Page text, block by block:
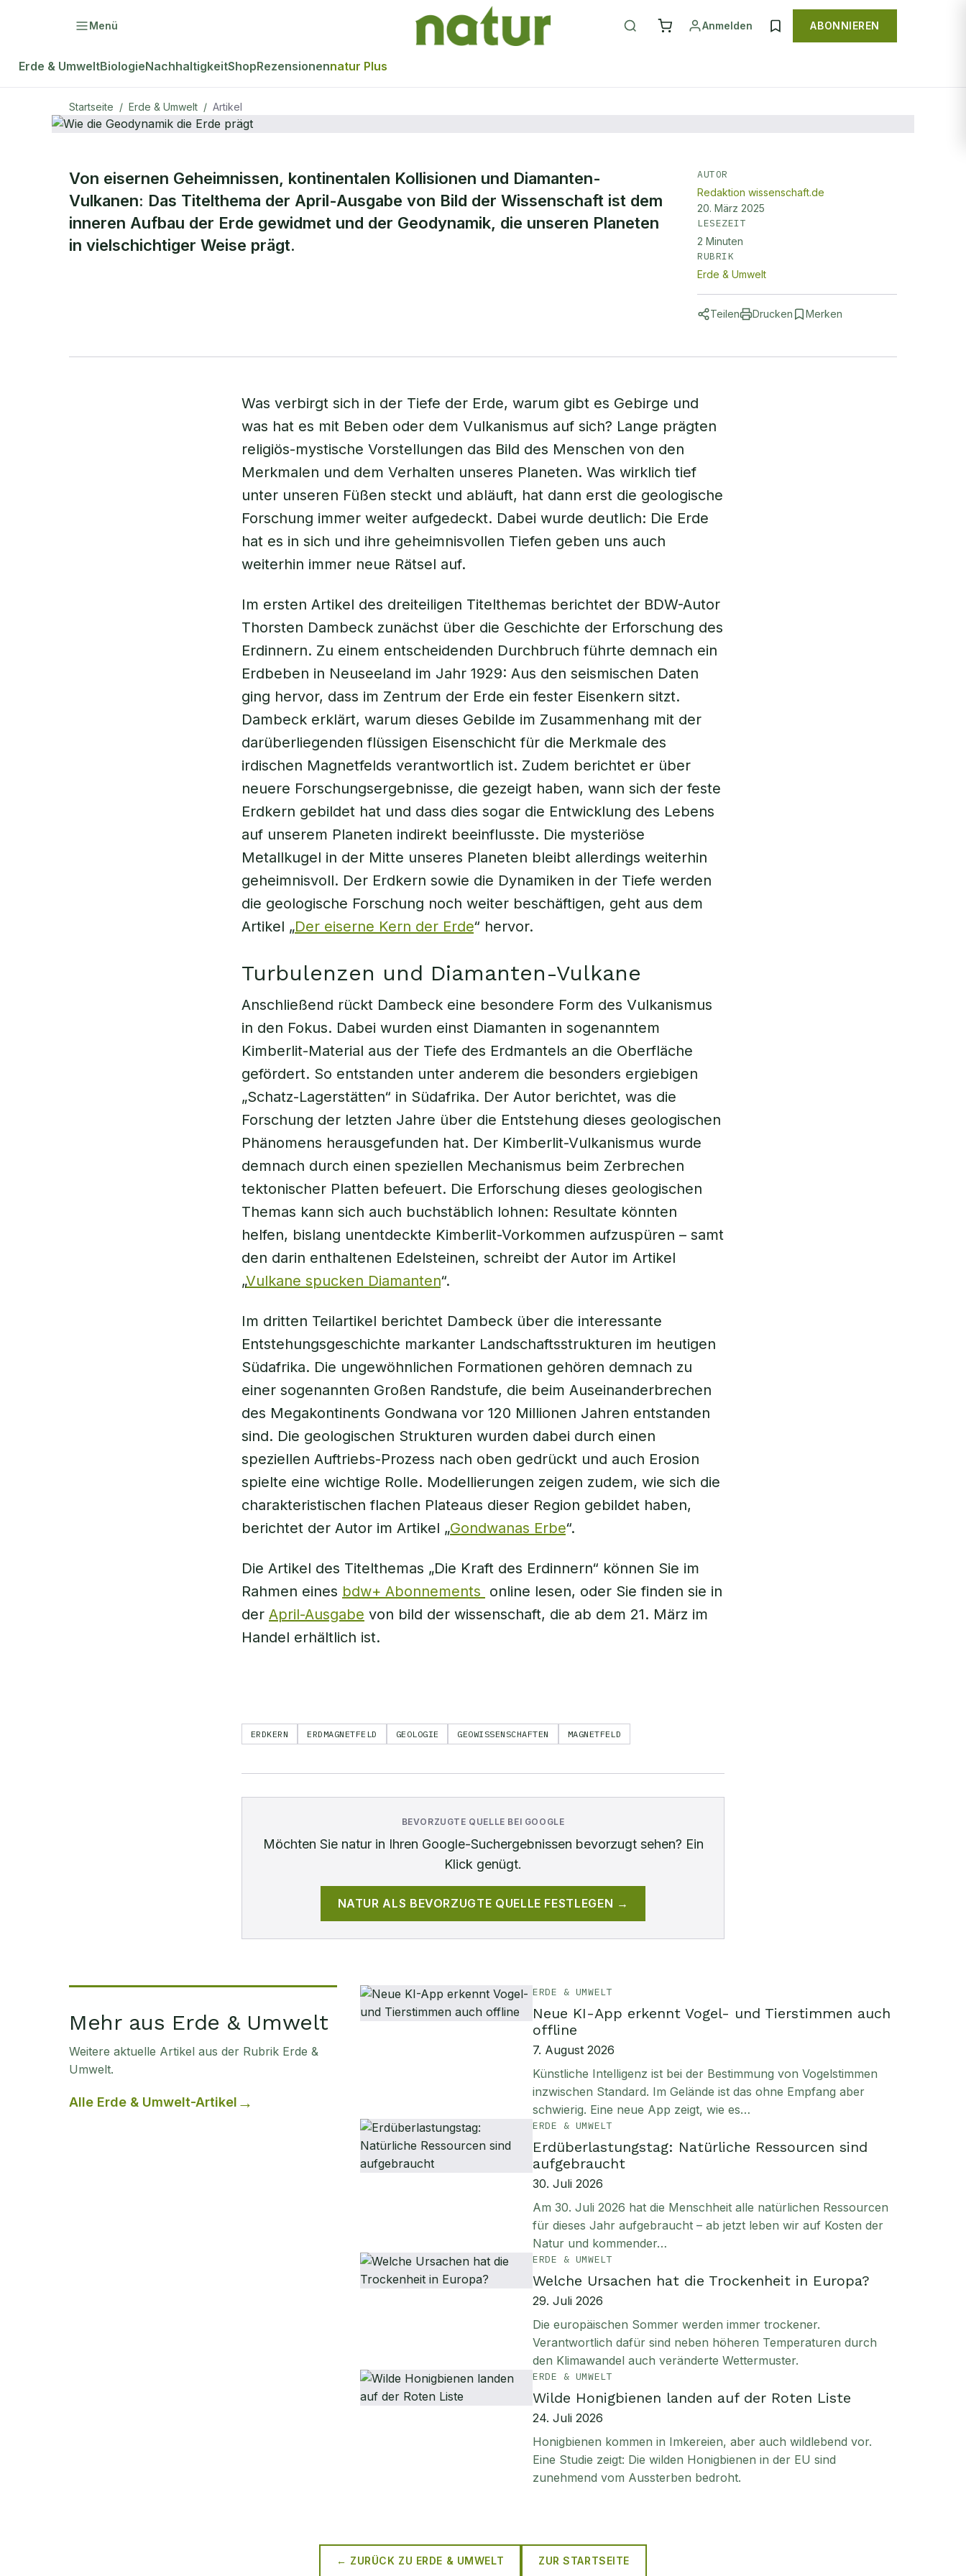
Menü Anmelden ABONNIEREN
Erde & UmweltBiologieNachhaltigkeitShopRezensionennatur Plus
Startseite / Erde & Umwelt / Artikel
ERDE & UMWELT
Wie die Geodynamik die
Erde prägt
Von eisernen Geheimnissen, kontinentalen Kollisionen und Diamanten-
Vulkanen: Das Titelthema der April-Ausgabe von Bild der Wissenschaft ist dem
inneren Aufbau der Erde gewidmet und der Geodynamik, die unseren Planeten
in vielschichtiger Weise prägt.
AUTOR
Redaktion wissenschaft.de
20. März 2025
LESEZEIT
2 Minuten
RUBRIK
Erde & Umwelt
Teilen Drucken Merken
Was verbirgt sich in der Tiefe der Erde, warum gibt es Gebirge und
was hat es mit Beben oder dem Vulkanismus auf sich? Lange prägten
religiös-mystische Vorstellungen das Bild des Menschen von den
Merkmalen und dem Verhalten unseres Planeten. Was wirklich tief
unter unseren Füßen steckt und abläuft, hat dann erst die geologische
Forschung immer weiter aufgedeckt. Dabei wurde deutlich: Die Erde
hat es in sich und ihre geheimnisvollen Tiefen geben uns auch
weiterhin immer neue Rätsel auf.
Im ersten Artikel des dreiteiligen Titelthemas berichtet der BDW-Autor
Thorsten Dambeck zunächst über die Geschichte der Erforschung des
Erdinnern. Zu einem entscheidenden Durchbruch führte demnach ein
Erdbeben in Neuseeland im Jahr 1929: Aus den seismischen Daten
ging hervor, dass im Zentrum der Erde ein fester Eisenkern sitzt.
Dambeck erklärt, warum dieses Gebilde im Zusammenhang mit der
darüberliegenden flüssigen Eisenschicht für die Merkmale des
irdischen Magnetfelds verantwortlich ist. Zudem berichtet er über
neuere Forschungsergebnisse, die gezeigt haben, wann sich der feste
Erdkern gebildet hat und dass dies sogar die Entwicklung des Lebens
auf unserem Planeten indirekt beeinflusste. Die mysteriöse
Metallkugel in der Mitte unseres Planeten bleibt allerdings weiterhin
geheimnisvoll. Der Erdkern sowie die Dynamiken in der Tiefe werden
die geologische Forschung noch weiter beschäftigen, geht aus dem
Artikel „Der eiserne Kern der Erde“ hervor.
Turbulenzen und Diamanten-Vulkane
Anschließend rückt Dambeck eine besondere Form des Vulkanismus
in den Fokus. Dabei wurden einst Diamanten in sogenanntem
Kimberlit-Material aus der Tiefe des Erdmantels an die Oberfläche
gefördert. So entstanden unter anderem die besonders ergiebigen
„Schatz-Lagerstätten“ in Südafrika. Der Autor berichtet, was die
Forschung der letzten Jahre über die Entstehung dieses geologischen
Phänomens herausgefunden hat. Der Kimberlit-Vulkanismus wurde
demnach durch einen speziellen Mechanismus beim Zerbrechen
tektonischer Platten befeuert. Die Erforschung dieses geologischen
Themas kann sich auch buchstäblich lohnen: Resultate könnten
helfen, bislang unentdeckte Kimberlit-Vorkommen aufzuspüren – samt
den darin enthaltenen Edelsteinen, schreibt der Autor im Artikel
„Vulkane spucken Diamanten“.
Im dritten Teilartikel berichtet Dambeck über die interessante
Entstehungsgeschichte markanter Landschaftsstrukturen im heutigen
Südafrika. Die ungewöhnlichen Formationen gehören demnach zu
einer sogenannten Großen Randstufe, die beim Auseinanderbrechen
des Megakontinents Gondwana vor 120 Millionen Jahren entstanden
sind. Die geologischen Strukturen wurden dabei durch einen
speziellen Auftriebs-Prozess nach oben gedrückt und auch Erosion
spielte eine wichtige Rolle. Modellierungen zeigen zudem, wie sich die
charakteristischen flachen Plateaus dieser Region gebildet haben,
berichtet der Autor im Artikel „Gondwanas Erbe“.
Die Artikel des Titelthemas „Die Kraft des Erdinnern“ können Sie im
Rahmen eines bdw+ Abonnements online lesen, oder Sie finden sie in
der April-Ausgabe von bild der wissenschaft, die ab dem 21. März im
Handel erhältlich ist.
ERDKERN ERDMAGNETFELD GEOLOGIE GEOWISSENSCHAFTEN MAGNETFELD
BEVORZUGTE QUELLE BEI GOOGLE
Möchten Sie naturin Ihren Google-Suchergebnissen bevorzugt sehen? Ein
Klick genügt.
NATUR ALS BEVORZUGTE QUELLE FESTLEGEN →
Mehr aus Erde & Umwelt
Weitere aktuelle Artikel aus der Rubrik Erde &
Umwelt.
Alle Erde & Umwelt-Artikel
ERDE & UMWELT
Neue KI-App erkennt Vogel- und Tierstimmen auch
offline
7. August 2026
Künstliche Intelligenz ist bei der Bestimmung von Vogelstimmen
inzwischen Standard. Im Gelände ist das ohne Empfang aber
schwierig. Eine neue App zeigt, wie es…
ERDE & UMWELT
Erdüberlastungstag: Natürliche Ressourcen sind
aufgebraucht
30. Juli 2026
Am 30. Juli 2026 hat die Menschheit alle natürlichen Ressourcen
für dieses Jahr aufgebraucht – ab jetzt leben wir auf Kosten der
Natur und kommender…
ERDE & UMWELT
Welche Ursachen hat die Trockenheit in Europa?
29. Juli 2026
Die europäischen Sommer werden immer trockener.
Verantwortlich dafür sind neben höheren Temperaturen durch
den Klimawandel auch veränderte Wettermuster.
ERDE & UMWELT
Wilde Honigbienen landen auf der Roten Liste
24. Juli 2026
Honigbienen kommen in Imkereien, aber auch wildlebend vor.
Eine Studie zeigt: Die wilden Honigbienen in der EU sind
zunehmend vom Aussterben bedroht.
← ZURÜCK ZU ERDE & UMWELT ZUR STARTSEITE